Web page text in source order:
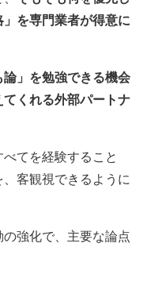
を専門業者が得意に
」を勉強できる機会
くれる外部パートナ
てを経験すること
客観視できるように
強化で、主要な論点